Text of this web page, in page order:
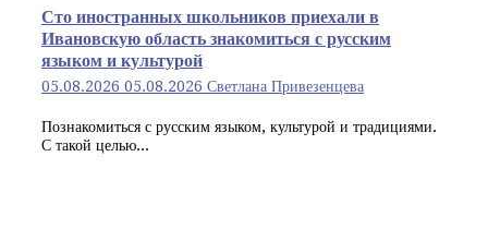
Сто иностранных школьников приехали в
Ивановскую область знакомиться с русским
языком и культурой
05.08.2026 05.08.2026 Светлана Привезенцева
Познакомиться с русским языком, культурой и традициями.
С такой целью...